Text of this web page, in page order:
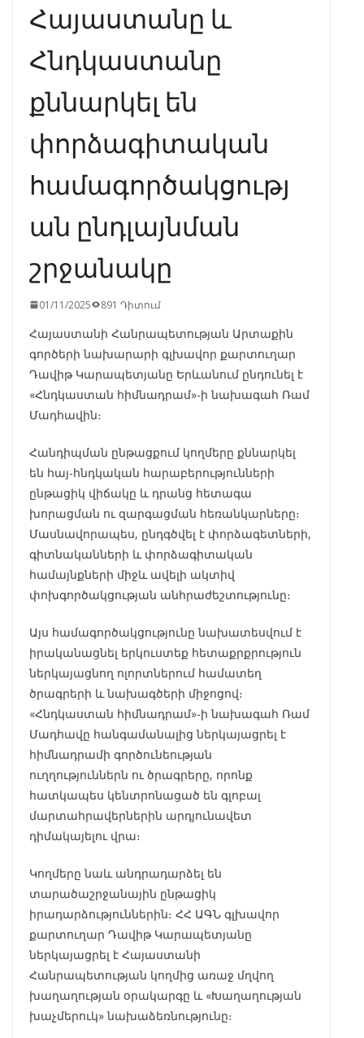
Հայաստանը և
Հնդկաստանը
քննարկել են
փորձագիտական
համագործակցությ
ան ընդլայնման
շրջանակը
01/11/2025 891 Դիտում
Հայաստանի Հանրապետության Արտաքին
գործերի նախարարի գլխավոր քարտուղար
Դավիթ Կարապետյանը Երևանում ընդունել է
«Հնդկաստան հիմնադրամ»-ի նախագահ Ռամ
Մադհավին։
Հանդիպման ընթացքում կողմերը քննարկել
են հայ-հնդկական հարաբերությունների
ընթացիկ վիճակը և դրանց հետագա
խորացման ու զարգացման հեռանկարները։
Մասնավորապես, ընդգծվել է փորձագետների,
գիտնականների և փորձագիտական
համայնքների միջև ավելի ակտիվ
փոխգործակցության անհրաժեշտությունը։
Այս համագործակցությունը նախատեսվում է
իրականացնել երկուստեք հետաքրքրություն
ներկայացնող ոլորտներում համատեղ
ծրագրերի և նախագծերի միջոցով։
«Հնդկաստան հիմնադրամ»-ի նախագահ Ռամ
Մադհավը հանգամանալից ներկայացրել է
հիմնադրամի գործունեության
ուղղություններն ու ծրագրերը, որոնք
հատկապես կենտրոնացած են գլոբալ
մարտահրավերներին արդյունավետ
դիմակայելու վրա։
Կողմերը նաև անդրադարձել են
տարածաշրջանային ընթացիկ
իրադարձություններին։ ՀՀ ԱԳՆ գլխավոր
քարտուղար Դավիթ Կարապետյանը
ներկայացրել է Հայաստանի
Հանրապետության կողմից առաջ մղվող
խաղաղության օրակարգը և «Խաղաղության
խաչմերուկ» նախաձեռնությունը։